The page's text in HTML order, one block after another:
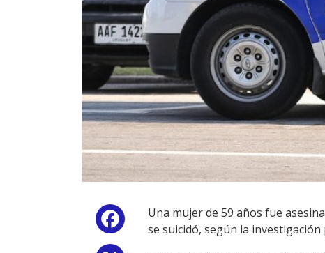
Facebook
Una mujer de 59 años fue
se suicidó, según la investigación